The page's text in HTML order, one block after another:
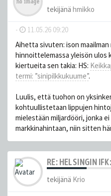
tekijänä hmikko
- 11.05.26 09:20
Aihetta sivuten: ison
hinnoittelemassa yleisön ulos
kiertueita sen takia: HS:
termi: ”sinipilkku­kuume”.
Luulis, että tuohon on
kohtuullistetaan lippujen
mielestään miljardööri, jonka
markkinahintaan, niin sitten
RE: HELSINGIN
tekijänä Krio